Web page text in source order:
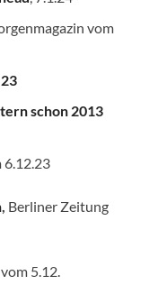
vom
schon 2013
6.12.23
Berliner Zeitung
5.12.